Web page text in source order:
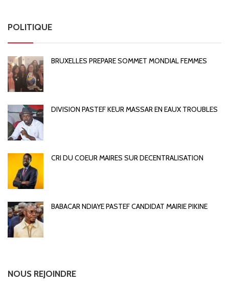
POLITIQUE
BRUXELLES PREPARE SOMMET MONDIAL FEMMES
DIVISION PASTEF KEUR MASSAR EN EAUX TROUBLES
CRI DU COEUR MAIRES SUR DECENTRALISATION
BABACAR NDIAYE PASTEF CANDIDAT MAIRIE PIKINE
NOUS REJOINDRE